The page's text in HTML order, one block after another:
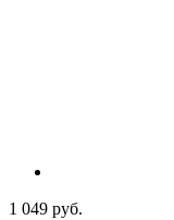
1 049 руб.